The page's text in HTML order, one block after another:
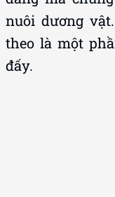
theo là một
đấy.